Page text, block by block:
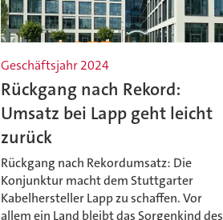
Geschäftsjahr 2024
Rückgang nach Rekord:
Umsatz bei Lapp geht leicht
zurück
Rückgang nach Rekordumsatz: Die
Konjunktur macht dem Stuttgarter
Kabelhersteller Lapp zu schaffen. Vor
allem ein Land bleibt das Sorgenkind des